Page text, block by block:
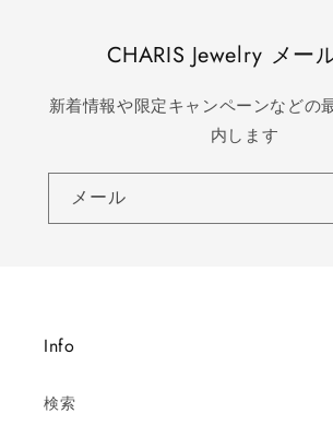
CHARIS Jewelry メー
新着情報や限定キャンペーンなどの
内します
メール
Info
検索